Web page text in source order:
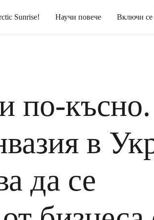
Sunrise! Научи повече Включи се
по-късно.
в
да се